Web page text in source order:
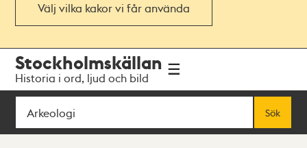
Välj vilka kakor vi får använda
navigationen
huvudinnehållet
Stockholmskällan
Historia i ord, ljud och bild
Sök
Sök